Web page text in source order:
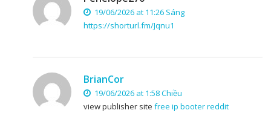
19/06/2026 at 11:26 Sáng
https://shorturl.fm/Jqnu1
BrianCor
19/06/2026 at 1:58 Chiều
view publisher site free ip booter reddit